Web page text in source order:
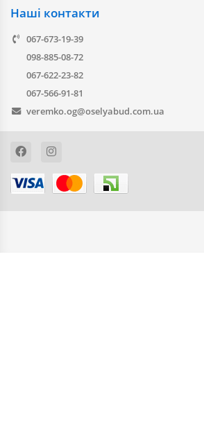
Наші контакти
067-673-19-39
098-885-08-72
067-622-23-82
067-566-91-81
veremko.og@oselyabud.com.ua